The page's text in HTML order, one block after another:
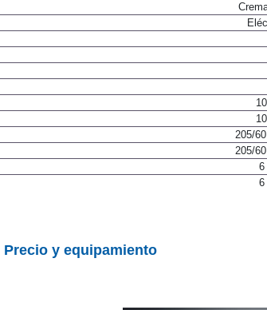
205/
205/
6
6
Precio y equipamiento